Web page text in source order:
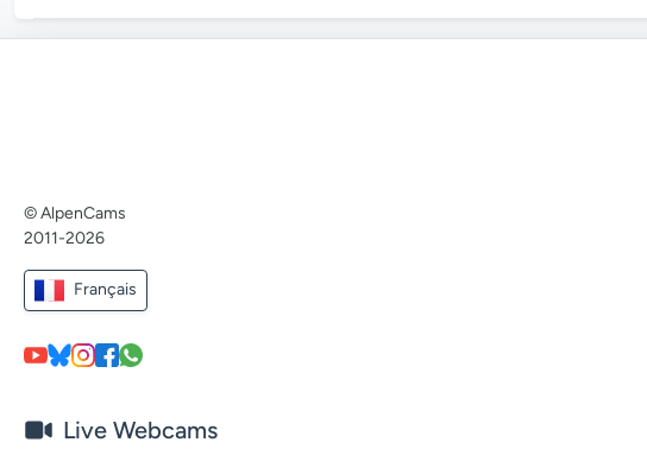
© AlpenCams
2011-2026
Français
Live Webcams